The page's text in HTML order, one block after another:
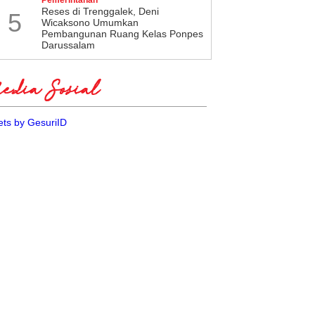
5
​Reses di Trenggalek, Deni
Wicaksono Umumkan
Pembangunan Ruang Kelas Ponpes
Darussalam
Sosial
by GesuriID